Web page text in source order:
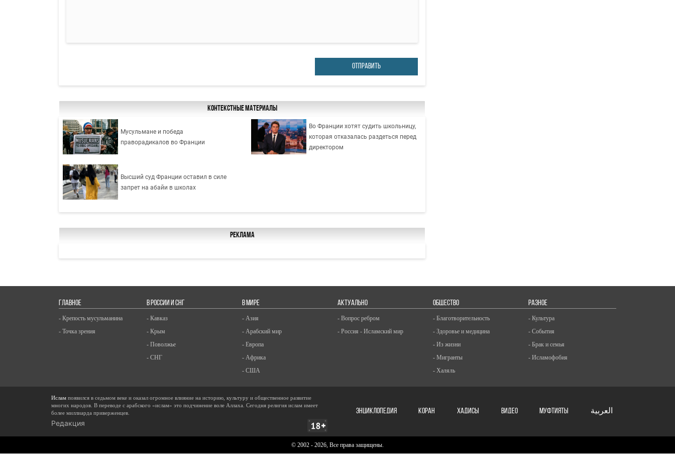
ОТПРАВИТЬ
Контекстные материалы
Мусульмане и победа
праворадикалов во Франции
Во Франции хотят судить школьницу,
которая отказалась раздеться перед
директором
Высший суд Франции оставил в силе
запрет на абайи в школах
Реклама
ГЛАВНОЕ
- Крепость мусульманина
- Точка зрения
В РОССИИ И СНГ
- Кавказ
- Крым
- Поволжье
- СНГ
В МИРЕ
- Азия
- Арабский мир
- Европа
- Африка
- США
АКТУАЛЬНО
- Вопрос ребром
- Россия - Исламский мир
ОБЩЕСТВО
- Благотворительность
- Здоровье и медицина
- Из жизни
- Мигранты
- Халяль
РАЗНОЕ
- Культура
- События
- Брак и семья
- Исламофобия
Ислам появился в седьмом веке и оказал огромное влияние на историю, культуру и общественное развитие
многих народов. В переводе с арабского «ислам» это подчинение воле Аллаха. Сегодня религия ислам имеет
более миллиарда приверженцев.
Редакция
ЭНЦИКЛОПЕДИЯ КОРАН ХАДИСЫ ВИДЕО Муфтияты العربية
© 2002 - 2026, Все права защищены.